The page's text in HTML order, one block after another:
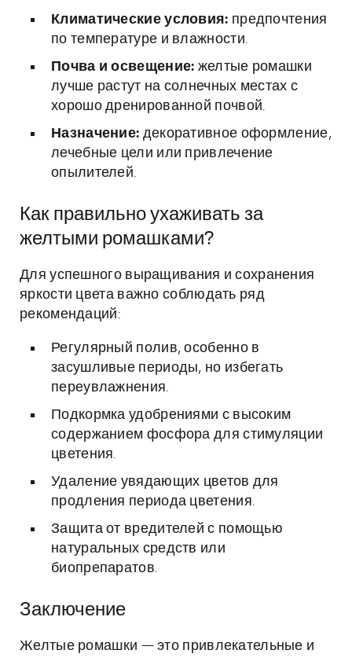
Климатические условия: предпочтения
по температуре и влажности.
Почва и освещение: желтые ромашки
лучше растут на солнечных местах с
хорошо дренированной почвой.
Назначение: декоративное оформление,
лечебные цели или привлечение
опылителей.
Как правильно ухаживать за
желтыми ромашками?
Для успешного выращивания и сохранения
яркости цвета важно соблюдать ряд
рекомендаций:
Регулярный полив, особенно в
засушливые периоды, но избегать
переувлажнения.
Подкормка удобрениями с высоким
содержанием фосфора для стимуляции
цветения.
Удаление увядающих цветов для
продления периода цветения.
Защита от вредителей с помощью
натуральных средств или
биопрепаратов.
Заключение
Желтые ромашки — это привлекательные и